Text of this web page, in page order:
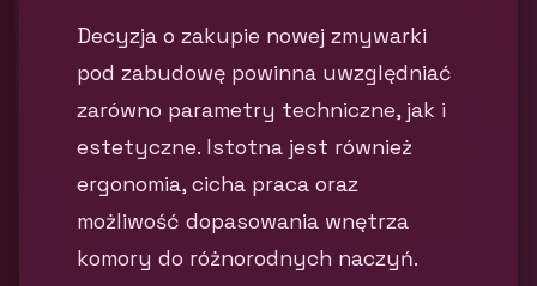
Decyzja o zakupie nowej zmywarki
pod zabudowę powinna uwzględniać
zarówno parametry techniczne, jak i
estetyczne. Istotna jest również
ergonomia, cicha praca oraz
możliwość dopasowania wnętrza
komory do różnorodnych naczyń.